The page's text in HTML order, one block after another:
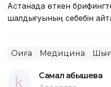
Астанада өткен
шалдығуының себебін
Оқиға Медицина
Самал Қабышева